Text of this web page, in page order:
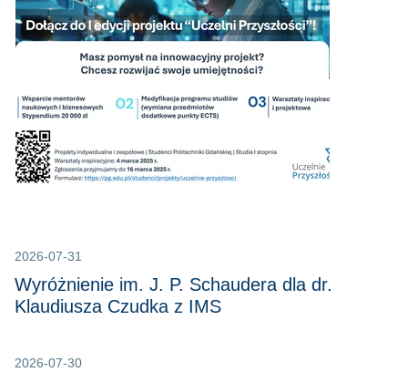
2026-07-31
Wyróżnienie im. J. P. Schaudera dla dr.
Klaudiusza Czudka z IMS
2026-07-30